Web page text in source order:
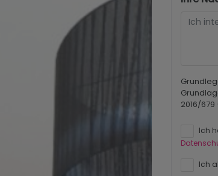
2016/679
Ich
Ich